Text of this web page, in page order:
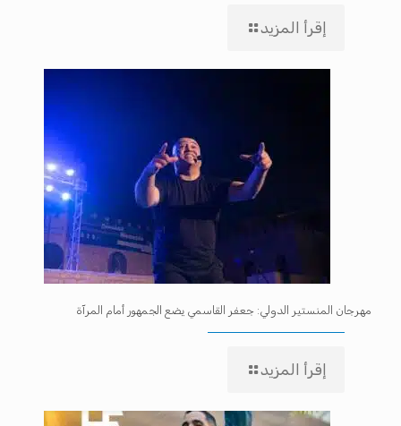
إقرأ المزيد
مهرجان المنستير الدولي: جعفر القاسمي يضع الجمهور أمام المرآة
إقرأ المزيد